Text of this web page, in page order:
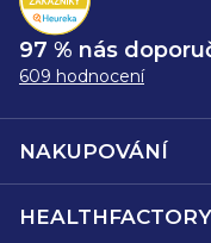
97 % nás
609 hodnocení
NAKUPOVÁNÍ